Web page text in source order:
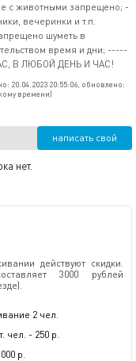
с животными запрещено; -
вечеринки и т.п.
шуметь в
время и дни; -----
В ЛЮБОЙ ДЕНЬ И ЧАС!
20.04.2023 20:55:06, обновлено:
времени)
написать свой
нет.
действуют скидки.
3000 рублей
2 чел.
чел. - 250 р.
р.